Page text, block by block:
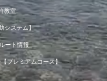
教室
システム】
ート情報
プレミアムコース】